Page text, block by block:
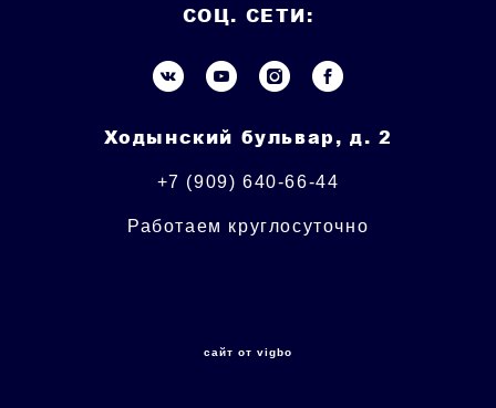
СОЦ. СЕТИ:
Ходынский бульвар, д. 2
+7 (909) 640-66-44
Работаем круглосуточно
сайт от vigbo